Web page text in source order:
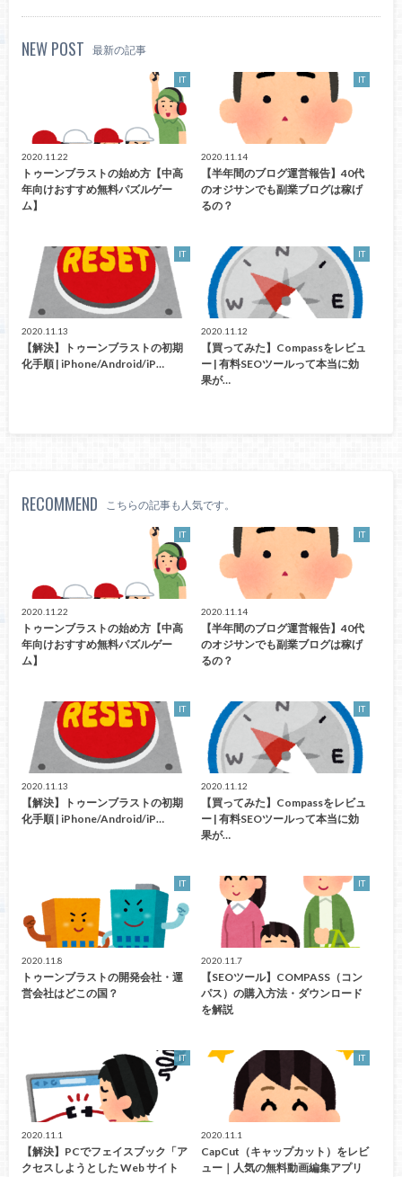
NEW POST 最新の記事
IT
2020.11.22
トゥーンブラストの始め方【中高
年向けおすすめ無料パズルゲー
ム】
IT
2020.11.14
【半年間のブログ運営報告】40代
のオジサンでも副業ブログは稼げ
るの？
IT
2020.11.13
【解決】トゥーンブラストの初期
化手順 | iPhone/Android/iP…
IT
2020.11.12
【買ってみた】Compassをレビュ
ー | 有料SEOツールって本当に効
果が…
RECOMMEND こちらの記事も人気です。
IT
2020.11.22
トゥーンブラストの始め方【中高
年向けおすすめ無料パズルゲー
ム】
IT
2020.11.14
【半年間のブログ運営報告】40代
のオジサンでも副業ブログは稼げ
るの？
IT
2020.11.13
【解決】トゥーンブラストの初期
化手順 | iPhone/Android/iP…
IT
2020.11.12
【買ってみた】Compassをレビュ
ー | 有料SEOツールって本当に効
果が…
IT
2020.11.8
トゥーンブラストの開発会社・運
営会社はどこの国？
IT
2020.11.7
【SEOツール】COMPASS（コン
パス）の購入方法・ダウンロード
を解説
IT
2020.11.1
【解決】PCでフェイスブック「ア
クセスしようとした Web サイト
IT
2020.11.1
CapCut（キャップカット）をレビ
ュー｜人気の無料動画編集アプリ